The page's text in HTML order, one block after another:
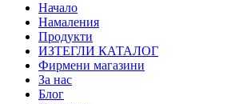
Начало
Намаления
Продукти
ИЗТЕГЛИ КАТАЛОГ
Фирмени магазини
За нас
Блог